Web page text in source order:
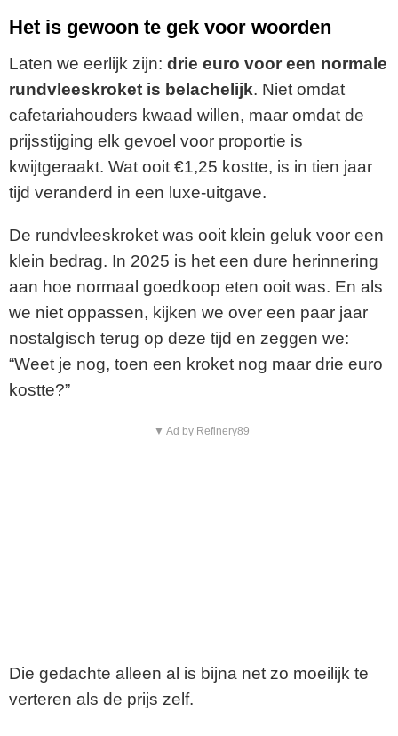
Het is gewoon te gek voor woorden
Laten we eerlijk zijn: drie euro voor een normale
rundvleeskroket is belachelijk. Niet omdat
cafetariahouders kwaad willen, maar omdat de
prijsstijging elk gevoel voor proportie is
kwijtgeraakt. Wat ooit €1,25 kostte, is in tien jaar
tijd veranderd in een luxe-uitgave.
De rundvleeskroket was ooit klein geluk voor een
klein bedrag. In 2025 is het een dure herinnering
aan hoe normaal goedkoop eten ooit was. En als
we niet oppassen, kijken we over een paar jaar
nostalgisch terug op deze tijd en zeggen we:
“Weet je nog, toen een kroket nog maar drie euro
kostte?”
▼ Ad by Refinery89
Die gedachte alleen al is bijna net zo moeilijk te
verteren als de prijs zelf.